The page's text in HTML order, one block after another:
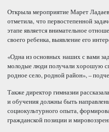
Открыла мероприятие Марет
отметила, что первостепенной
этапе является внимательное
своего ребенка, выявление его
«Одна из основных наших с вами
молодые люди получали хорошую
родное село, родной район», –
Также директор гимназии
и обучения должны быть
социокультурного опыта,
гражданской позиции и